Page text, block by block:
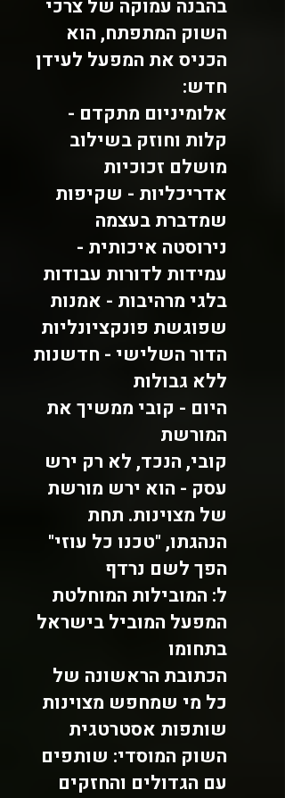
בהבנה עמוקה של צרכי
השוק המתפתח, הוא
הכניס את המפעל לעידן
חדש:
אלומיניום מתקדם -
קלות וחוזק בשילוב
מושלם זכוכיות
אדריכליות - שקיפות
שמדברת בעצמה
נירוסטה איכותית -
עמידות לדורות עבודות
בלגי מרהיבות - אמנות
שפוגשת פונקציונליות
הדור השלישי - חדשנות
ללא גבולות
היום - קובי ממשיך את
המורשת
קובי, הנכד, לא רק ירש
עסק - הוא ירש מורשת
של מצוינות. תחת
הנהגתו, "טכנו כל עוזי"
הפך לשם נרדף
ל: המובילות המוחלטת
המפעל המוביל בישראל
בתחומו
הכתובת הראשונה של
כל מי שמחפש מצוינות
שותפות אסטרטגית
השוק המוסדי: שותפים
עם הגדולים והחזקים